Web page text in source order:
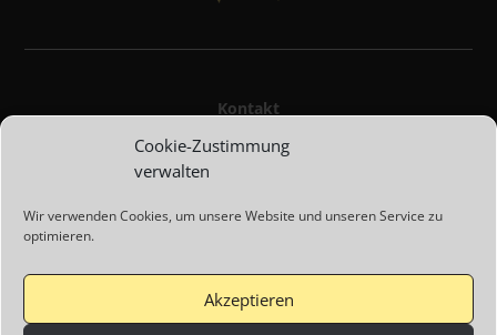
Cookie-Zustimmung
verwalten
Wir verwenden Cookies, um unsere Website und unseren Service zu
optimieren.
Akzeptieren
Kontakt
Impressum
AGBs